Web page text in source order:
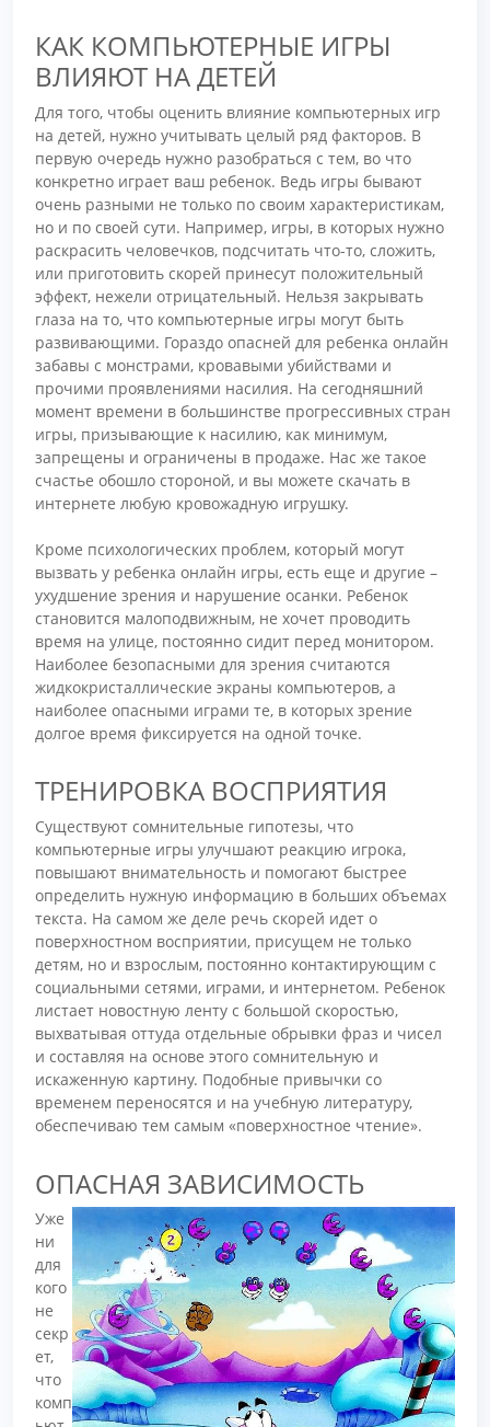
КАК КОМПЬЮТЕРНЫЕ ИГРЫ
ВЛИЯЮТ НА ДЕТЕЙ
Для того, чтобы оценить влияние компьютерных игр
на детей, нужно учитывать целый ряд факторов. В
первую очередь нужно разобраться с тем, во что
конкретно играет ваш ребенок. Ведь игры бывают
очень разными не только по своим характеристикам,
но и по своей сути. Например, игры, в которых нужно
раскрасить человечков, подсчитать что-то, сложить,
или приготовить скорей принесут положительный
эффект, нежели отрицательный. Нельзя закрывать
глаза на то, что компьютерные игры могут быть
развивающими. Гораздо опасней для ребенка онлайн
забавы с монстрами, кровавыми убийствами и
прочими проявлениями насилия. На сегодняшний
момент времени в большинстве прогрессивных стран
игры, призывающие к насилию, как минимум,
запрещены и ограничены в продаже. Нас же такое
счастье обошло стороной, и вы можете скачать в
интернете любую кровожадную игрушку.
Кроме психологических проблем, который могут
вызвать у ребенка онлайн игры, есть еще и другие –
ухудшение зрения и нарушение осанки. Ребенок
становится малоподвижным, не хочет проводить
время на улице, постоянно сидит перед монитором.
Наиболее безопасными для зрения считаются
жидкокристаллические экраны компьютеров, а
наиболее опасными играми те, в которых зрение
долгое время фиксируется на одной точке.
ТРЕНИРОВКА ВОСПРИЯТИЯ
Существуют сомнительные гипотезы, что
компьютерные игры улучшают реакцию игрока,
повышают внимательность и помогают быстрее
определить нужную информацию в больших объемах
текста. На самом же деле речь скорей идет о
поверхностном восприятии, присущем не только
детям, но и взрослым, постоянно контактирующим с
социальными сетями, играми, и интернетом. Ребенок
листает новостную ленту с большой скоростью,
выхватывая оттуда отдельные обрывки фраз и чисел
и составляя на основе этого сомнительную и
искаженную картину. Подобные привычки со
временем переносятся и на учебную литературу,
обеспечиваю тем самым «поверхностное чтение».
ОПАСНАЯ ЗАВИСИМОСТЬ
Уже
ни
для
кого
не
секр
ет,
что
комп